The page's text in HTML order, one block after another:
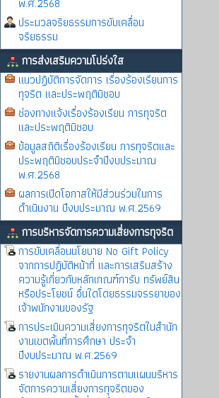
ประมวลจริยธรรมการขับเคลื่อน
จริยธรรม
การส่งเสริมความโปร่งใส
แนวปฏิบัติการจัดการ เรื่องร้องเรียนการ
ทุจริต และประพฤติมิชอบ
ช่องทางแจ้งเรื่องร้องเรียน การทุจริต
และประพฤติมิชอบ
ข้อมูลสถิติเรื่องร้องเรียน การทุจริตและ
ประพฤติมิชอบประจำปีงบประมาณ
พ.ศ.2568
ผลการเปิดโอกาสให้มีส่วนร่วมในการ
ดำเนินงาน ปีงบประมาณ พ.ศ.2569
การบริหารจัดการความเสี่ยงการทุจริต
การขับเคลื่อนนโยบาย No Gift Policy
จากการปฏิบัติหน้าที่ และการเสริมสร้าง
ความรู้เกี่ยวกับหลักเกณฑ์การับ ทรัพย์สิน
หรือประโยชน์ อื่นใดโดยธรรมจรรยาของ
เจ้าพนักงานของรัฐ
การประเมินความเสี่ยงการทุจริตในสำนัก
งานเขตพิ้นที่การศึกษา ประจำ
ปีงบประมาณ พ.ศ.2569
รายงานผลการดำเนินการตามแผนบริหาร
จัดการความเสี่ยงการทุจริตของ